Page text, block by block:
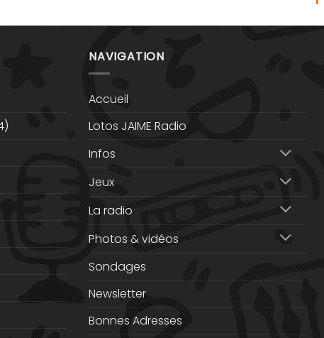
NAVIGATION
Accueil
Lotos JAIME Radio
Infos
Jeux
La radio
Photos & vidéos
Sondages
Newsletter
Bonnes Adresses